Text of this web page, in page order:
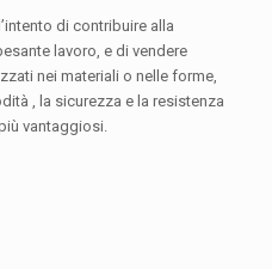
di contribuire alla
lavoro, e di vendere
nei materiali o nelle forme,
, la sicurezza e la resistenza
vantaggiosi.